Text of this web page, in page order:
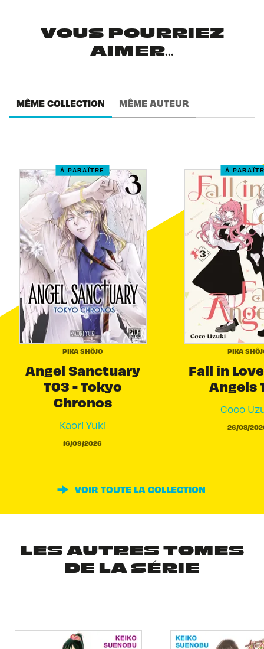
VOUS POURRIEZ
AIMER...
MÊME COLLECTION MÊME AUTEUR
À PARAÎTRE
PIKA SHÔJO
Angel Sanctuary
T03 - Tokyo
Chronos
Kaori Yuki
16/09/2026
À
PIKA
Fall in
Angels
Coco
26/08/
VOIR TOUTE LA COLLECTION
LES AUTRES TOMES
DE LA SÉRIE